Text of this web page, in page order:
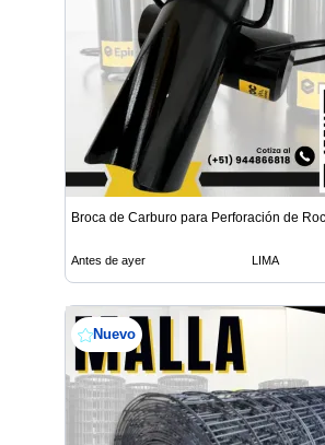
Broca de Carburo para Perforación de
Antes de ayer LIMA
Nuevo